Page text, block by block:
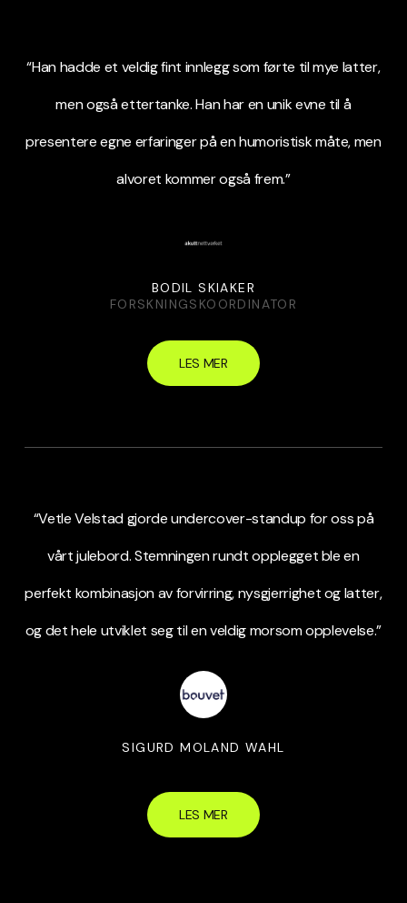
“Han hadde et veldig fint innlegg som førte til mye latter,
men også ettertanke. Han har en unik evne til å
presentere egne erfaringer på en humoristisk måte, men
alvoret kommer også frem.”
BODIL SKIAKER
FORSKNINGSKOORDINATOR
LES MER
“Vetle Velstad gjorde undercover-standup for oss på
vårt julebord. Stemningen rundt opplegget ble en
perfekt kombinasjon av forvirring, nysgjerrighet og latter,
og det hele utviklet seg til en veldig morsom opplevelse.”
SIGURD MOLAND WAHL
LES MER